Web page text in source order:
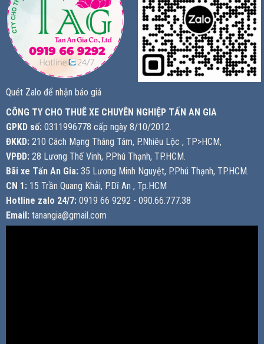
Quét Zalo để nhận báo giá
CÔNG TY CHO THUÊ XE CHUYÊN NGHIỆP TẤN AN GIA
GPKD số: 0311996778 cấp ngày 8/10/2012.
ĐKKD: 210 Cách Mạng Tháng Tám, P.Nhiêu Lộc , TP>HCM,
VPĐD: 28 Lương Thế Vinh, P.Phú Thạnh, TP.HCM.
Bãi xe Tấn An Gia: 35 Lương Minh Nguyệt, P.Phú Thạnh, TP.HCM.
CN 1: 15 Trần Quang Khải, P.Dĩ An , Tp.HCM
Hotline zalo 24/7: 0919 66 9292 - 090.66.777.38
Email: tanangia@gmail.com